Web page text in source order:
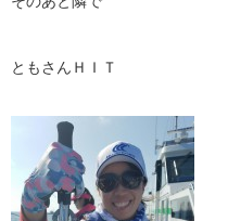
ともさんＨＩＴ